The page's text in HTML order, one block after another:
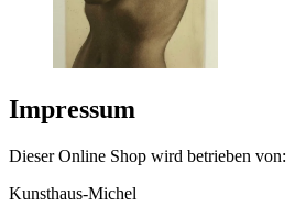
Impressum
Dieser Online Shop wird betrieben von:
Kunsthaus-Michel